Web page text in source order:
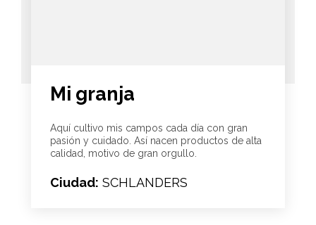
Mi granja
Aquí cultivo mis campos cada día con gran
pasión y cuidado. Así nacen productos de alta
calidad, motivo de gran orgullo.
Ciudad: SCHLANDERS